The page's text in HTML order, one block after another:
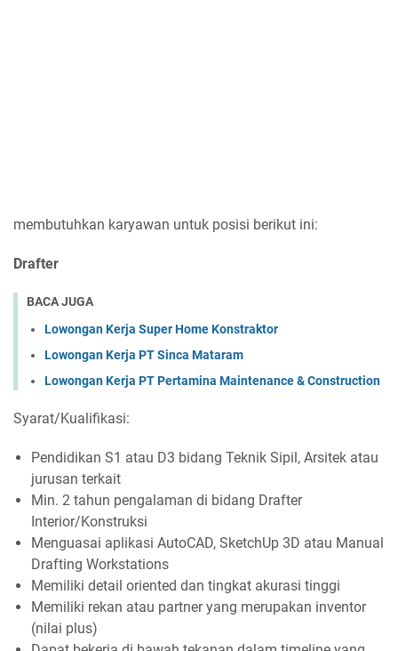
membutuhkan karyawan untuk posisi berikut ini:
Drafter
BACA JUGA
Lowongan Kerja Super Home Konstraktor
Lowongan Kerja PT Sinca Mataram
Lowongan Kerja PT Pertamina Maintenance & Construction
Syarat/Kualifikasi:
Pendidikan S1 atau D3 bidang Teknik Sipil, Arsitek atau
jurusan terkait
Min. 2 tahun pengalaman di bidang Drafter
Interior/Konstruksi
Menguasai aplikasi AutoCAD, SketchUp 3D atau Manual
Drafting Workstations
Memiliki detail oriented dan tingkat akurasi tinggi
Memiliki rekan atau partner yang merupakan inventor
(nilai plus)